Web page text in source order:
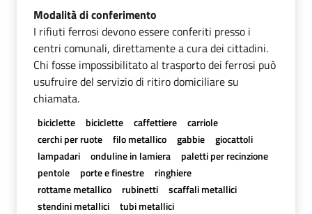
Modalità di conferimento
I rifiuti ferrosi devono essere conferiti presso i
centri comunali, direttamente a cura dei cittadini.
Chi fosse impossibilitato al trasporto dei ferrosi può
usufruire del servizio di ritiro domiciliare su
chiamata.
biciclette biciclette caffettiere
carriole
cerchi per ruote
filo metallico gabbie
giocattoli
lampadari
onduline in lamiera
paletti per recinzione
pentole
porte e finestre
ringhiere
rottame metallico
rubinetti
scaffali metallici
stendini metallici
tubi metallici